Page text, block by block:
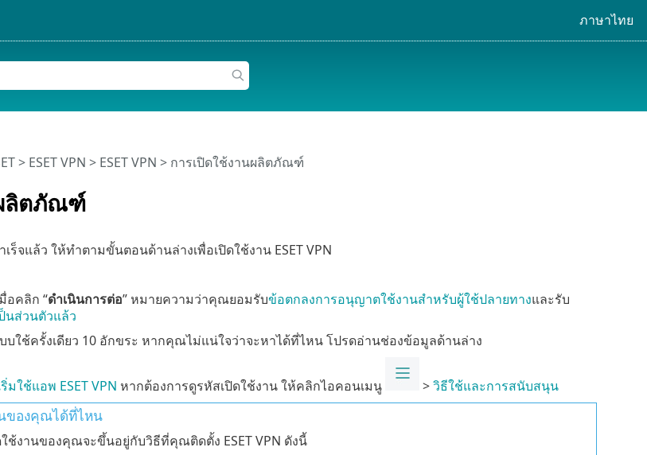
ภาษาไทย
ลิตภัณฑ์
> ESET VPN > ESET VPN > การเปิดใช้งานผลิตภัณฑ์
เร็จแล้ว ให้ทำตามขั้นตอนด้านล่างเพื่อเปิดใช้งาน ESET VPN
อคลิก “ดำเนินการต่อ” หมายความว่าคุณยอมรับข้อตกลงการอนุญาตใช้งานสำหรับผู้ใช้ปลายทางและรับ
นส่วนตัวแล้ว
บใช้ครั้งเดียว 10 อักขระ หากคุณไม่แน่ใจว่าจะหาได้ที่ไหน โปรดอ่านช่องข้อมูลด้านล่าง
ริ่มใช้แอพ ESET VPN หากต้องการดูรหัสเปิดใช้งาน ให้คลิกไอคอนเมนู >วิธีใช้และการสนับสนุน
ของคุณได้ที่ไหน
ช้งานของคุณจะขึ้นอยู่กับวิธีที่คุณติดตั้ง ESET VPN ดังนี้